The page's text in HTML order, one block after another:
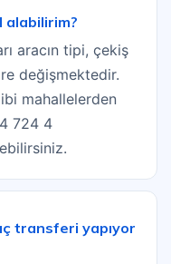
alabilirim?
aracın tipi, çekiş
değişmektedir.
mahallelerden
724 4
transferi yapıyor